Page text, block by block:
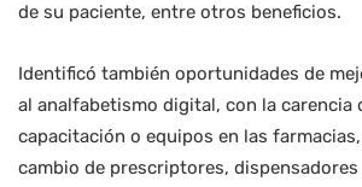
de su paciente, entre otros beneficios.
Identificó también oportunidades de
al analfabetismo digital, con la carencia
capacitación o equipos en las
cambio de prescriptores,